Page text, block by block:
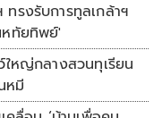
รงรับการทูลเกล้าฯ
ทัยทิพย์'
ใหญ่กลางสวนทุเรียน
หมี